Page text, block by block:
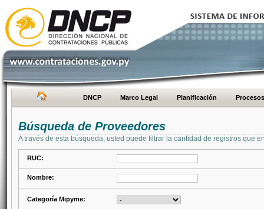
DNCP Marco Legal Planificación Procesos
Búsqueda de Proveedores
A través de esta búsqueda, usted puede filtrar la cantidad de registros que
RUC:
Nombre:
Categoría Mipyme: